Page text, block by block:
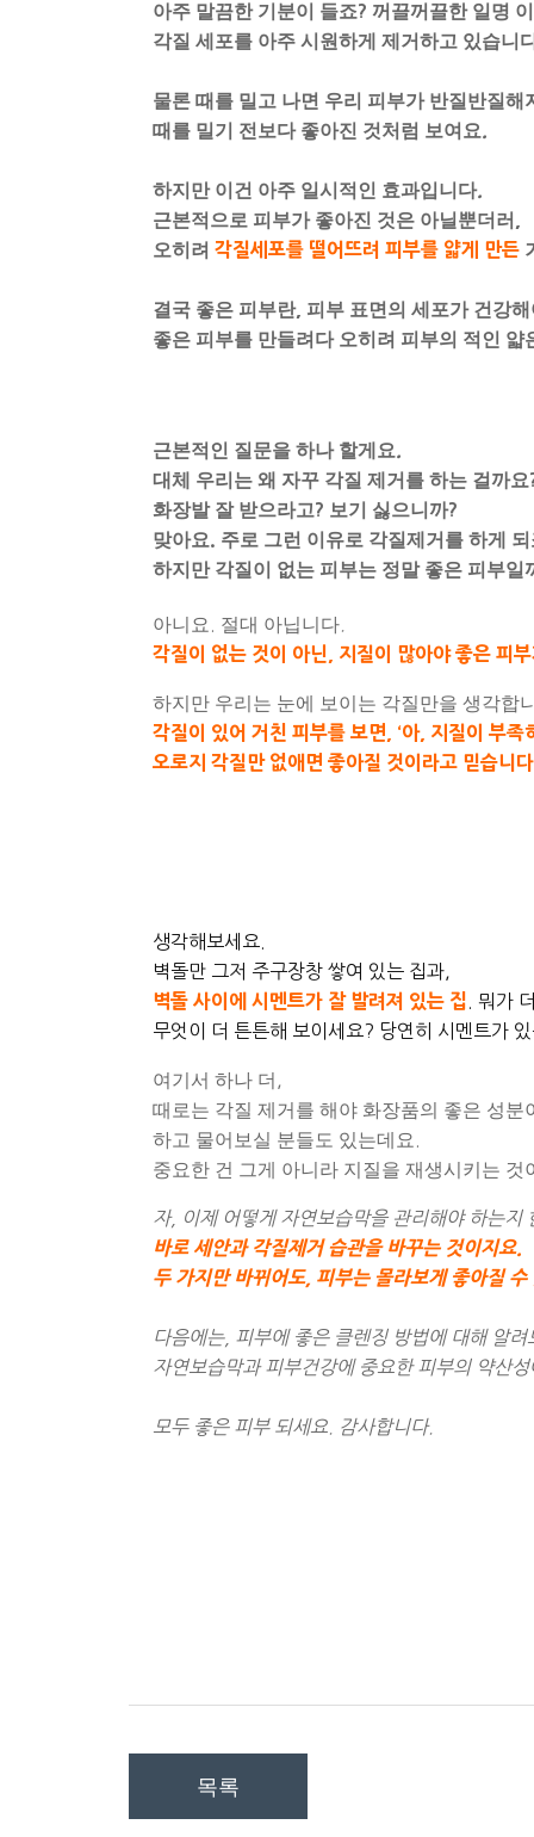
아주 말끔한 기분이 들죠? 꺼끌꺼끌한 일명
각질 세포를 아주 시원하게 제거하고 있습니
물론 때를 밀고 나면 우리 피부가 반질반질해
때를 밀기 전보다 좋아진 것처럼 보여요 .
하지만 이건 아주 일시적인 효과입니다.
근본적으로 피부가 좋아진 것은 아닐뿐더러
오히려 각질세포를 떨어뜨려 피부를 얇게 만든
결국 좋은 피부란, 피부 표면의 세포가 건강
좋은 피부를 만들려다 오히려 피부의 적인 얇
근본적인 질문을 하나 할게요
대체 우리는 왜 자꾸 각질 제거를 하는 걸까요
화장발 잘 받으라고? 보기 싫으니까?
맞아요
주로 그런 이유로 각질제거를 하게 되
하지만 각질이 없는 피부는 정말 좋은 피부일
아니요 절대 아닙니다
각질이 없는 것이 아닌
지질이 많아야 좋은 피
하지만 우리는 눈에 보이는 각질만을 생각합
각질이 있어 거친 피부를 보면 ‘아, 지질이 부족
오로지 각질만 없애면 좋아질 것이라고 믿습니다
생각해보세요
벽돌만 그저 주구장창 쌓여 있는 집과
벽돌 사이에 시멘트가 잘 발려져 있는 집
뭐가
무엇이 더 튼튼해 보이세요 ? 당연히 시멘트가
여기서 하나 더
때로는 각질 제거를 해야 화장품의 좋은 성분
하고 물어보실 분들도 있는데요
중요한 건 그게 아니라 지질을 재생시키는 것
자,
이제 어떻게 자연보습막을 관리해야 하는지
바로 세안과 각질제거 습관을 바꾸는 것이지요.
두 가지만 바뀌어도, 피부는 몰라보게 좋아질 수
다음에는, 피부에 좋은 클렌징 방법에 대해 알려
자연보습막과 피부건강에 중요한 피부의 약산
모두 좋은 피부 되세요 감사합니다.
목록